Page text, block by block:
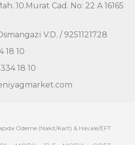
10.Murat Cad. No: 22 A 16165
V.D. / 9251121728
18 10
18 10
Ödeme (Nakit/Kart) & Havale/EFT